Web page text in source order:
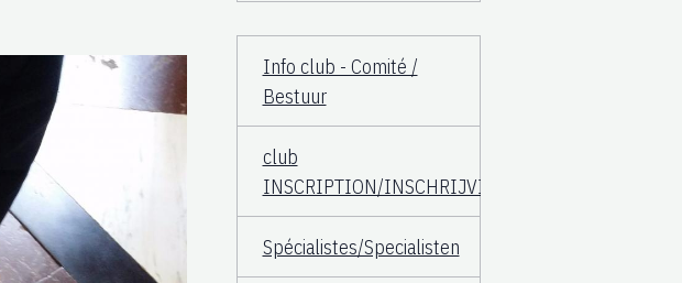
Info club - Comité /
Bestuur
club
INSCRIPTION/INSCHRIJVING
Spécialistes/Specialisten